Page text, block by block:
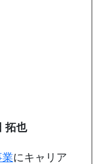
拓也
にキャリア